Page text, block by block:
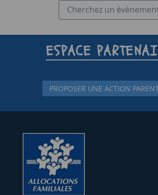
Cherchez un
ESPACE
PROPOSER UNE ACTION